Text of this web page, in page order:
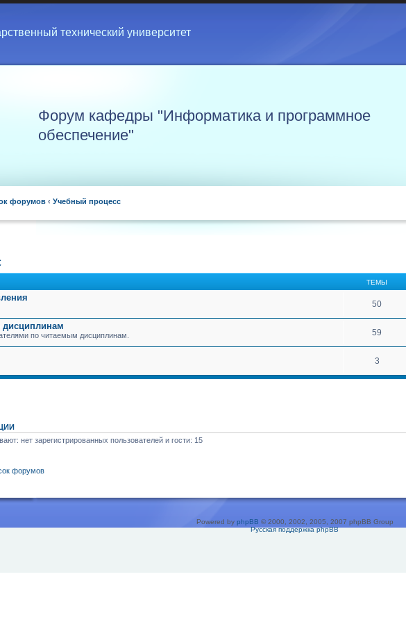
технический университет
Форум кафедры "Информатика и программное
обеспечение"
форумов ‹ Учебный процесс
ТЕМЫ
50
дисциплинам
по читаемым дисциплинам. 59
3
нет зарегистрированных пользователей и гости: 15
форумов
Powered by phpBB © 2000, 2002, 2005, 2007 phpBB Group
Русская поддержка phpBB